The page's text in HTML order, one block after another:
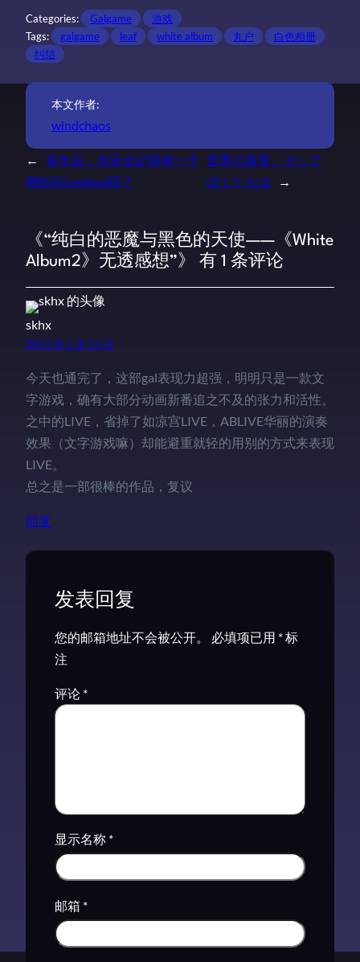
Categories: Galgame
游戏
Tags:
galgame leaf white album 丸户
白色相册
纠结
本文作者:
windchaos
←
多年后，你还会记得有一个
网站叫Levelup吗？
世界の真実、そして
ぼくたちは
→
《“纯白的恶魔与黑色的天使——《White
Album2》无透感想”》 有 1 条评论
skhx
2011 年 1 月 11 日
今天也通完了，这部gal表现力超强，明明只是一款文
字游戏，确有大部分动画新番追之不及的张力和活性。
之中的LIVE，省掉了如凉宫LIVE，ABLIVE华丽的演奏
效果（文字游戏嘛）却能避重就轻的用别的方式来表现
LIVE。
总之是一部很棒的作品，复议
回复
发表回复
您的邮箱地址不会被公开。 必填项已用 *标
注
评论 *
显示名称 *
邮箱 *